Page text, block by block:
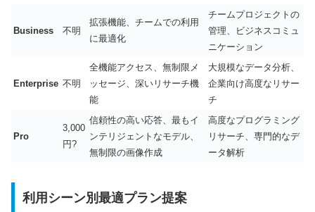
Business 不明
拡張機能、チームでの利用
に最適化
チームプロジェクトの
管理、ビジネスコミュ
ニケーション
Enterprise 不明
全機能アクセス、無制限メ
ッセージ、深いリサーチ機
能
大規模なデータ分析、
企業向け高度なリサー
チ
Pro
3,000
円?
信頼性の高い応答、最もイ
ンテリジェントなモデル、
無制限の画像作成
高度なプログラミング
リサーチ、専門的なデ
ータ解析
利用シーン別最適プラン提案